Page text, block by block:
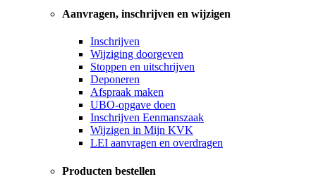
Aanvragen, inschrijven en wijzigen
Inschrijven
Wijziging doorgeven
Stoppen en uitschrijven
Deponeren
Afspraak maken
UBO-opgave doen
Inschrijven Eenmanszaak
Wijzigen in Mijn KVK
LEI aanvragen en overdragen
Producten bestellen